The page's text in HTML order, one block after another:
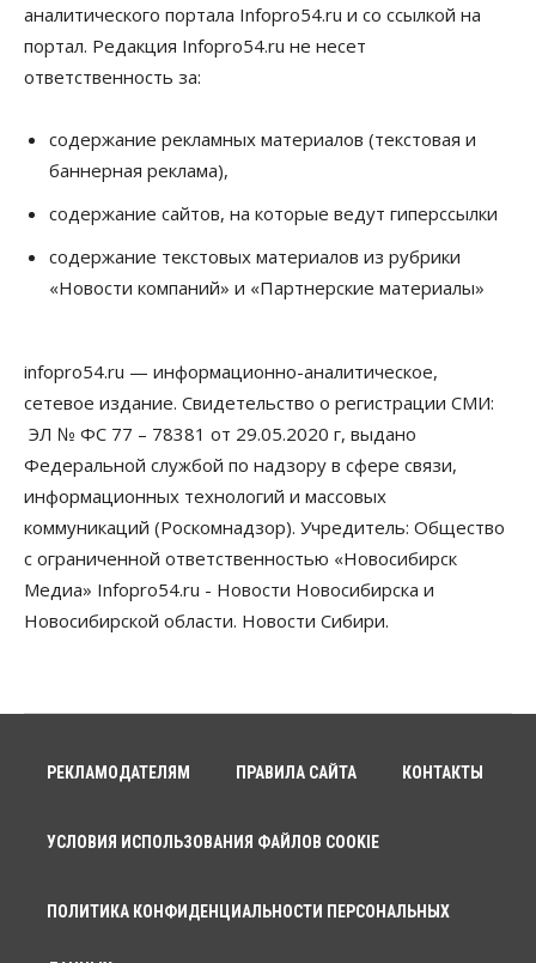
аналитического портала Infopro54.ru и со ссылкой на
портал. Редакция Infopro54.ru не несет
ответственность за:
содержание рекламных материалов (текстовая и
баннерная реклама),
содержание сайтов, на которые ведут гиперссылки
содержание текстовых материалов из рубрики
«Новости компаний» и «Партнерские материалы»
infopro54.ru — информационно-аналитическое,
сетевое издание. Свидетельство о регистрации СМИ:
ЭЛ № ФС 77 – 78381 от 29.05.2020 г, выдано
Федеральной службой по надзору в сфере связи,
информационных технологий и массовых
коммуникаций (Роскомнадзор). Учредитель: Общество
с ограниченной ответственностью «Новосибирск
Медиа» Infopro54.ru - Новости Новосибирска и
Новосибирской области. Новости Сибири.
РЕКЛАМОДАТЕЛЯМ ПРАВИЛА САЙТА КОНТАКТЫ
УСЛОВИЯ ИСПОЛЬЗОВАНИЯ ФАЙЛОВ COOKIE
ПОЛИТИКА КОНФИДЕНЦИАЛЬНОСТИ ПЕРСОНАЛЬНЫХ